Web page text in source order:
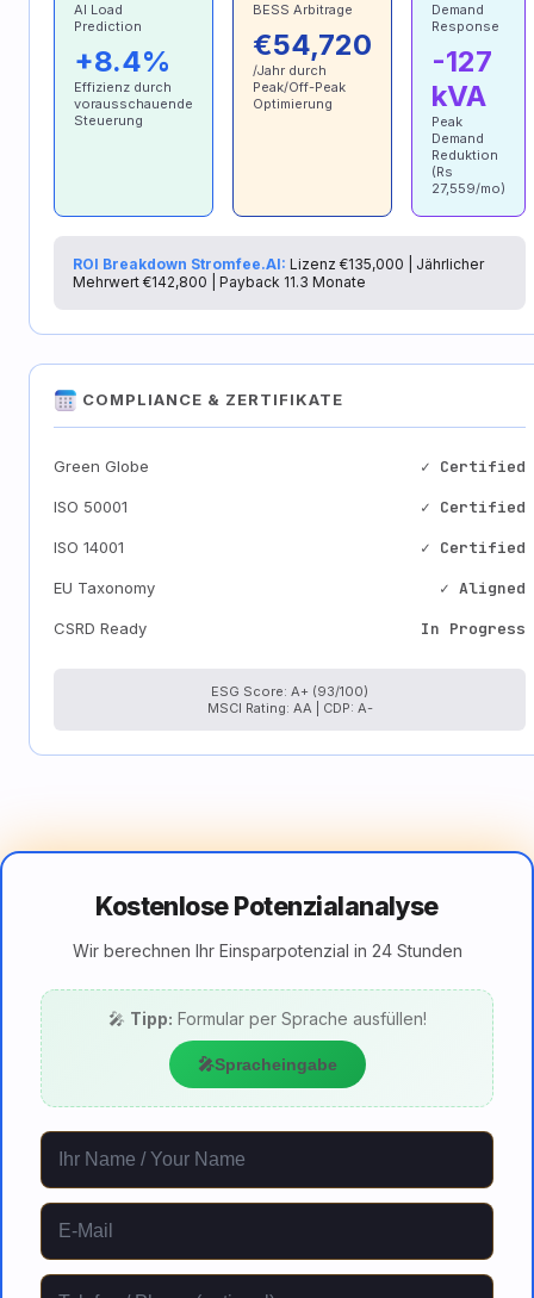
AI Load
Prediction
+8.4%
Effizienz durch
vorausschauende
Steuerung
BESS Arbitrage
€54,720
/Jahr durch
Peak/Off-Peak
Optimierung
Demand
Response
-127
kVA
Peak
Demand
Reduktion
(Rs
27,559/mo)
ROI Breakdown Stromfee.AI: Lizenz €135,000 | Jährlicher
Mehrwert €142,800 | Payback 11.3 Monate
COMPLIANCE & ZERTIFIKATE
Green Globe ✓ Certified
ISO 50001 ✓ Certified
ISO 14001 ✓ Certified
EU Taxonomy ✓ Aligned
CSRD Ready In Progress
ESG Score: A+ (93/100)
MSCI Rating: AA | CDP: A-
Kostenlose Potenzialanalyse
Wir berechnen Ihr Einsparpotenzial in 24 Stunden
🎤 Tipp: Formular per Sprache ausfüllen!
🎤Spracheingabe